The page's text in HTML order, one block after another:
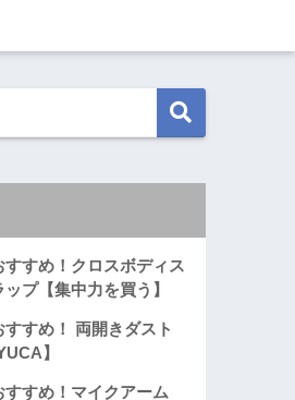
すすめ！クロスボディス
プ【集中力を買う】
すすめ！ 両開きダスト
】
すすめ！マイクアーム